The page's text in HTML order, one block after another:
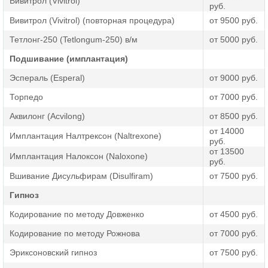
сделать инъекцию на дому, но подшивание выполняется
только в стационаре. Мы гарантируем анонимное лечение
зависимости. По всем вопросам звоните или оставляйте
заявку на сайте.
руб.
Вивитрол (Vivitrol) (повторная процедура)
от 9500 руб.
Тетлонг-250 (Tetlongum-250) в/м
от 5000 руб.
Подшивание (имплантация)
Эспераль (Esperal)
от 9000 руб.
Торпедо
от 7000 руб.
Аквилонг (Acvilong)
от 8500 руб.
Имплантация Налтрексон (Naltrexone)
от 14000
руб.
Имплантация Налоксон (Naloxone)
от 13500
руб.
Вшивание Дисульфирам (Disulfiram)
от 7500 руб.
Гипноз
Кодирование по методу Довженко
от 4500 руб.
Кодирование по методу Рожнова
от 7000 руб.
Эриксоновский гипноз
от 7500 руб.